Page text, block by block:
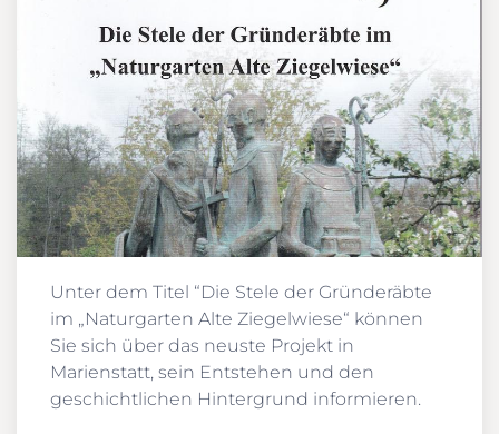
Unter dem Titel “Die Stele der Gründeräbte
im „Naturgarten Alte Ziegelwiese“ können
Sie sich über das neuste Projekt in
Marienstatt, sein Entstehen und den
geschichtlichen Hintergrund informieren.